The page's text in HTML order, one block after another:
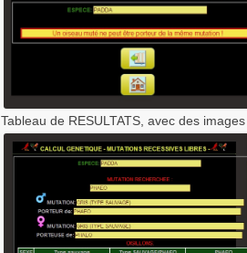
Tableau de RESULTATS, avec des